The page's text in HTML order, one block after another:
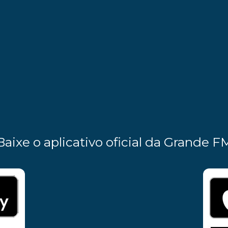
o aplicativo oficial da Grande